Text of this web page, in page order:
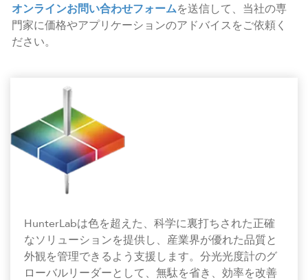
オンラインお問い合わせフォームを送信して、当社の専
門家に価格やアプリケーションのアドバイスをご依頼く
ださい。
HunterLabは色を超えた、科学に裏打ちされた正確
なソリューションを提供し、産業界が優れた品質と
外観を管理できるよう支援します。分光光度計のグ
ローバルリーダーとして、無駄を省き、効率を改善